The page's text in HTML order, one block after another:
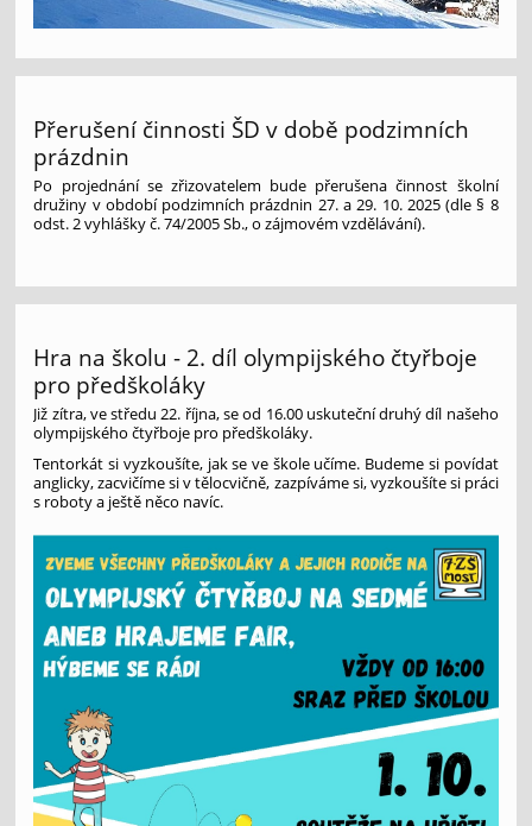
Přerušení činnosti ŠD v době podzimních
prázdnin
Po projednání se zřizovatelem bude přerušena činnost školní
družiny v období podzimních prázdnin 27. a 29. 10. 2025 (dle § 8
odst. 2 vyhlášky č. 74/2005 Sb., o zájmovém vzdělávání).
Hra na školu - 2. díl olympijského čtyřboje
pro předškoláky
Již zítra, ve středu 22. října, se od 16.00 uskuteční druhý díl našeho
olympijského čtyřboje pro předškoláky.
Tentorkát si vyzkoušíte, jak se ve škole učíme. Budeme si povídat
anglicky, zacvičíme si v tělocvičně, zazpíváme si, vyzkoušíte si práci
s roboty a ještě něco navíc.